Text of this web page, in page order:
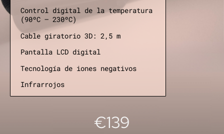
Control digital de la temperatura
(90ºC – 230ºC)
Cable giratorio 3D: 2,5 m
Pantalla LCD digital
Tecnología de iones negativos
Infrarrojos
€139